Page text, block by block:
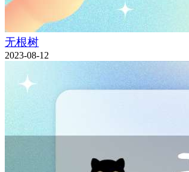
无根树
2023-08-12